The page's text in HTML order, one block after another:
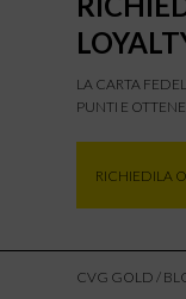
LA CARTA
PUNTI E
RICHIEDILA
CVG GOLD /